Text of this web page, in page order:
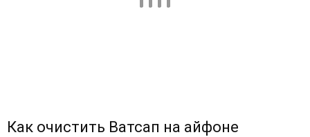
Как очистить Ватсап на айфоне